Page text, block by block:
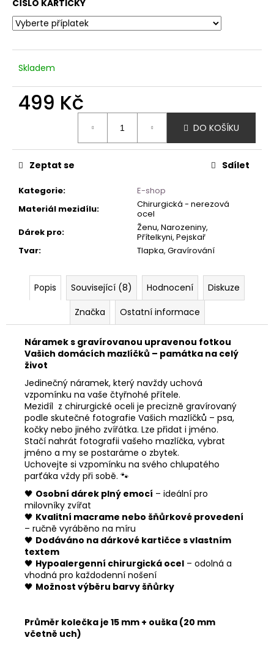
ČÍSLO KARTIČKY
Skladem
499 Kč
DO KOŠÍKU
Kategorie:
E-shop
Materiál mezidílu:
Chirurgická - nerezová
ocel
Dárek pro:
Ženu, Narozeniny,
Přítelkyni, Pejskař
Tvar: Tlapka, Gravírování
Zeptat se Sdílet
Popis Související (8) Hodnocení
Diskuze
Značka
Ostatní informace
Náramek s gravírovanou upravenou fotkou
Vašich domácích mazlíčků – památka na celý
život
Jedinečný náramek, který navždy uchová
vzpomínku na vaše čtyřnohé přítele.
Mezidíl z chirurgické oceli je precizně gravírovaný
podle skutečné fotografie Vašich mazlíčků – psa,
kočky nebo jiného zvířátka. Lze přidat i jméno.
Stačí nahrát fotografii vašeho mazlíčka, vybrat
jméno a my se postaráme o zbytek.
Uchovejte si vzpomínku na svého chlupatého
parťáka vždy při sobě. 🐾
🖤 Osobní dárek plný emocí – ideální pro
milovníky zvířat
🖤 Kvalitní macrame nebo šňůrkové provedení
– ručně vyráběno na míru
🖤 Dodáváno na dárkové kartičce s vlastním
textem
🖤 Hypoalergenní chirurgická ocel – odolná a
vhodná pro každodenní nošení
🖤 Možnost výběru barvy šňůrky
Průměr kolečka je 15 mm + ouška (20 mm
včetně uch)